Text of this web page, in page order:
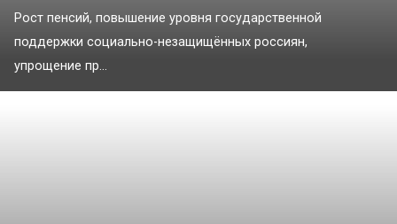
Рост пенсий, повышение уровня государственной
поддержки социально-незащищённых россиян,
упрощение пр...